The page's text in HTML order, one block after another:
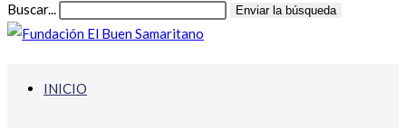
Buscar... Enviar la búsqueda
INICIO